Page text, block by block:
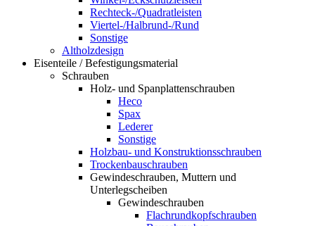
Rechteck-/Quadratleisten
Viertel-/Halbrund-/Rund
Sonstige
Altholzdesign
Eisenteile / Befestigungsmaterial
Schrauben
Holz- und Spanplattenschrauben
Heco
Spax
Lederer
Sonstige
Holzbau- und Konstruktionsschrauben
Trockenbauschrauben
Gewindeschrauben, Muttern und
Unterlegscheiben
Gewindeschrauben
Flachrundkopfschrauben